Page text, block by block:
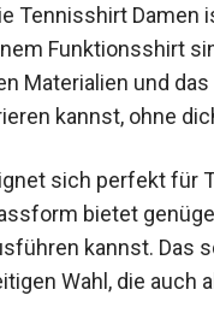
Tennisshirt
Funktionsshirt
Materialien und
kannst, ohne
sich perfekt für
bietet
kannst. Das
Wahl, die auch